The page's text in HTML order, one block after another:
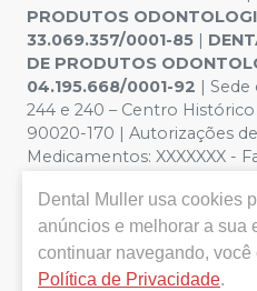
PRODUTOS
33.069.357/0001-85 |
DE PRODUTOS
04.195.668/0001-92 |
244 e 240 – Centro
90020-170 | Autorizações
Medicamentos: XXXXXXX -
Segurança - Fotos
condições da loja virtual
caso de divergência de
do Carrinho de Compra.
Dental Muller usa cookies
anúncios e melhorar a sua
continuar navegando,
Política de Privacidade.